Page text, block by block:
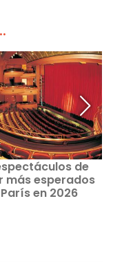
de
más esperados
en 2026